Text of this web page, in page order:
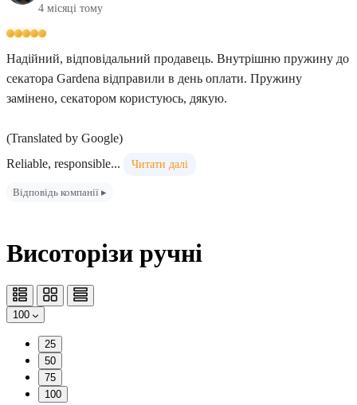
4 місяці тому
Надійний, відповідальний продавець. Внутрішню пружину до
секатора Gardena відправили в день оплати. Пружину
замінено, секатором користуюсь, дякую.
(Translated by Google)
Reliable, responsible...
Читати далі
Відповідь компанії ▸
Висоторізи ручні
100
25
50
75
100